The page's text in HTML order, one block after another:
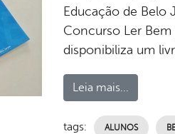
Educação de Belo
Concurso Ler
disponibiliza um
Leia mais...
tags: ALUNOS